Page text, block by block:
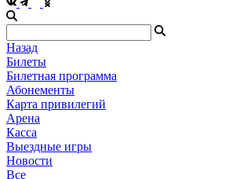
Назад
Билеты
Билетная программа
Абонементы
Карта привилегий
Арена
Касса
Выездные игры
Новости
Все